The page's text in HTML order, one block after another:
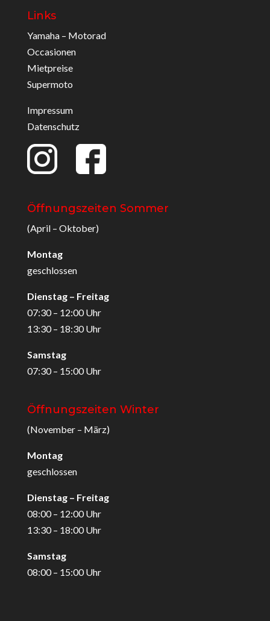
Links
Yamaha – Motorad
Occasionen
Mietpreise
Supermoto
Impressum
Datenschutz
Öffnungszeiten Sommer
(April – Oktober)
Montag
geschlossen
Dienstag – Freitag
07:30 – 12:00 Uhr
13:30 – 18:30 Uhr
Samstag
07:30 – 15:00 Uhr
Öffnungszeiten Winter
(November – März)
Montag
geschlossen
Dienstag – Freitag
08:00 – 12:00 Uhr
13:30 – 18:00 Uhr
Samstag
08:00 – 15:00 Uhr